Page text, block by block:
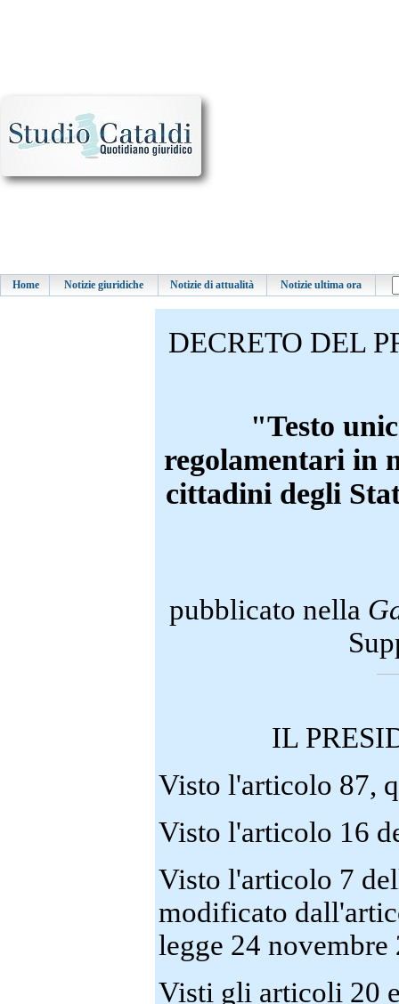
Home Notizie giuridiche Notizie di attualità Notizie ultima ora
DECRETO DEL
"Testo
regolamentari in
cittadini degli
pubblicato nella
IL
Visto l'articolo 87,
Visto l'articolo 16
Visto l'articolo 7
modificato
legge 24 novembre
Visti gli articoli 20